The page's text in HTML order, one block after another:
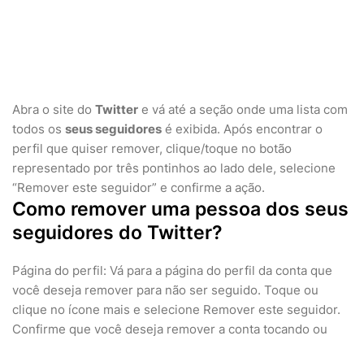
Abra o site do Twitter e vá até a seção onde uma lista com
todos os seus seguidores é exibida. Após encontrar o
perfil que quiser remover, clique/toque no botão
representado por três pontinhos ao lado dele, selecione
“Remover este seguidor” e confirme a ação.
Como remover uma pessoa dos seus
seguidores do Twitter?
Página do perfil: Vá para a página do perfil da conta que
você deseja remover para não ser seguido. Toque ou
clique no ícone mais e selecione Remover este seguidor.
Confirme que você deseja remover a conta tocando ou